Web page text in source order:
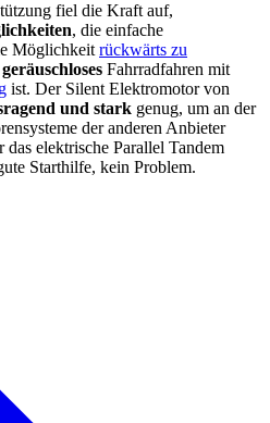
fiel die Kraft auf,
, die einfache
Möglichkeit rückwärts zu
Fahrradfahren mit
ist. Der Silent Elektromotor von
und stark genug, um an der
der anderen Anbieter
elektrische Parallel Tandem
Starthilfe, kein Problem.